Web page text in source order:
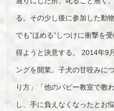
る。その少し後に参加した動
でも”ほめる”しつけに衝撃を
得ようと決意する。 2014年9
ングを開業。子犬の甘咬みに
り方」「他のパピー教室で教
し、手に負えなくなったとお